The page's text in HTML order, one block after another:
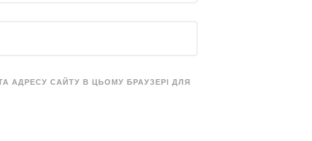
АДРЕСУ САЙТУ В ЦЬОМУ БРАУЗЕРІ ДЛЯ